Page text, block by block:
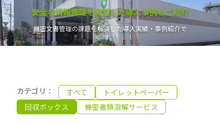
安全な情報管理を実現した導入事例をご紹介
機密文書管理の課題を解決した導入実績・事例紹介で
す。
すべて
トイレットペーパー
回収ボックス
機密書類溶解サービス